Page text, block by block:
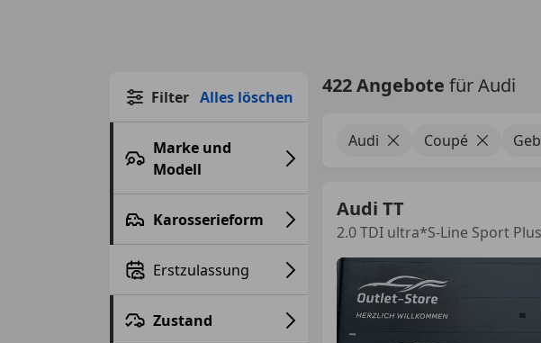
Filter Alles löschen
Marke und
Modell
Karosserieform
Erstzulassung
Zustand
422 Angebote für Audi
Audi Coupé
Audi TT
2.0 TDI ultra*S-Line Sport